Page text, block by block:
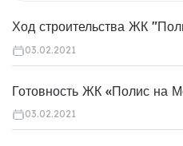
Ход строительства ЖК
03.02.2021
Готовность ЖК «Полис на
03.02.2021